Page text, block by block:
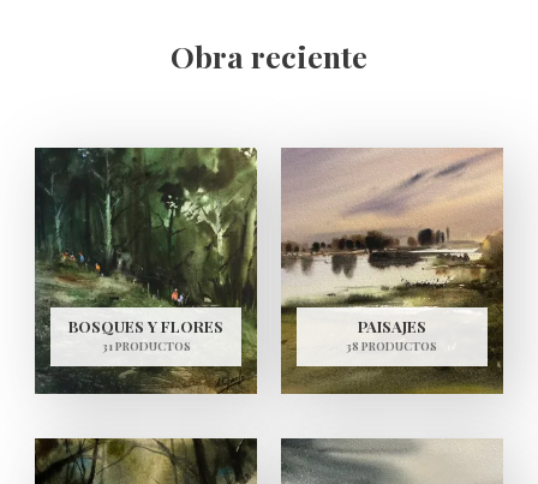
Obra reciente
BOSQUES Y FLORES
31 PRODUCTOS
PAISAJES
38 PRODUCTOS